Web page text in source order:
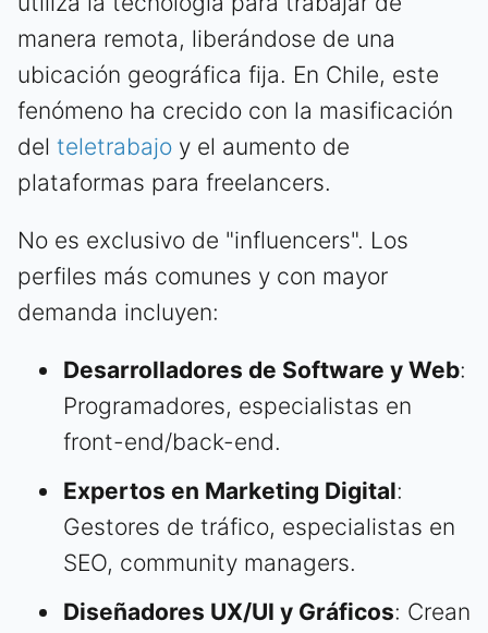
manera remota, liberándose de una
ubicación geográfica fija. En Chile, este
fenómeno ha crecido con la masificación
del teletrabajo y el aumento de
plataformas para freelancers.
No es exclusivo de "influencers". Los
perfiles más comunes y con mayor
demanda incluyen:
Desarrolladores de Software y Web:
Programadores, especialistas en
front-end/back-end.
Expertos en Marketing Digital:
Gestores de tráfico, especialistas en
SEO, community managers.
Diseñadores UX/UI y Gráficos: Crean